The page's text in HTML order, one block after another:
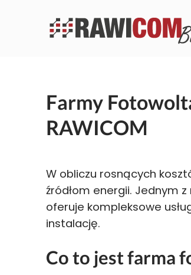
Farmy
RAWICOM
W obliczu rosnących
źródłom energii. Jednym
oferuje kompleksowe
instalację.
Co to jest farma